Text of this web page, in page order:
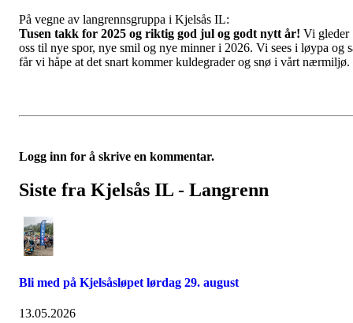
På vegne av langrennsgruppa i Kjelsås IL:
Tusen takk for 2025 og riktig god jul og godt nytt år! Vi gleder
oss til nye spor, nye smil og nye minner i 2026. Vi sees i løypa og
får vi håpe at det snart kommer kuldegrader og snø i vårt nærmiljø.
Logg inn for å skrive en kommentar.
Siste fra Kjelsås IL - Langrenn
Bli med på Kjelsåsløpet lørdag 29. august
13.05.2026